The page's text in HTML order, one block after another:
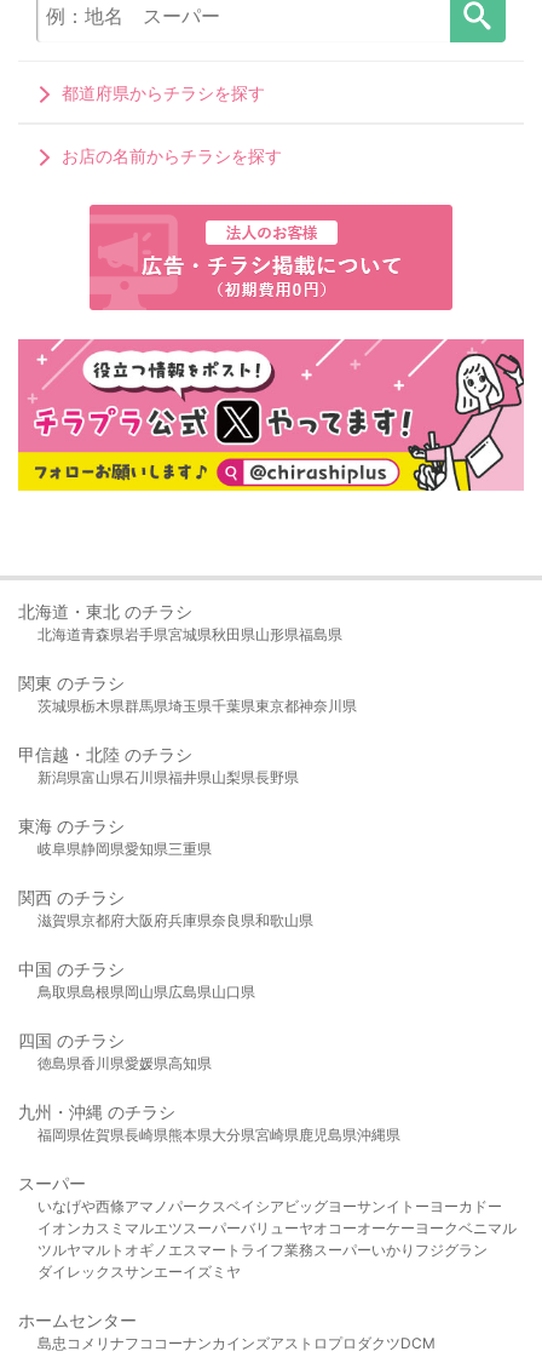
都道府県からチラシを探す
お店の名前からチラシを探す
北海道・東北 のチラシ
北海道青森県岩手県宮城県秋田県山形県福島県
関東 のチラシ
茨城県栃木県群馬県埼玉県千葉県東京都神奈川県
甲信越・北陸 のチラシ
新潟県富山県石川県福井県山梨県長野県
東海 のチラシ
岐阜県静岡県愛知県三重県
関西 のチラシ
滋賀県京都府大阪府兵庫県奈良県和歌山県
中国 のチラシ
鳥取県島根県岡山県広島県山口県
四国 のチラシ
徳島県香川県愛媛県高知県
九州・沖縄 のチラシ
福岡県佐賀県長崎県熊本県大分県宮崎県鹿児島県沖縄県
スーパー
いなげや西條アマノパークスベイシア ビッグヨーサンイトーヨーカドー
イオンカスミ マルエツスーパーバリューヤオコーオーケー ヨークベニマル
ツルヤマルト オギノ エスマート ライフ業務スーパーいかり フジグラン
ダイレックスサンエーイズミヤ
ホームセンター
島忠 コメリ ナフコ コーナンカインズアストロプロダクツDCM